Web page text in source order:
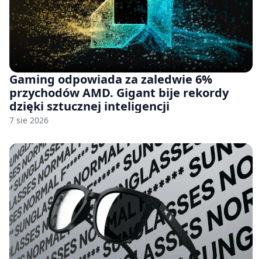
Gaming odpowiada za zaledwie 6%
przychodów AMD. Gigant bije rekordy
dzięki sztucznej inteligencji
7 sie 2026